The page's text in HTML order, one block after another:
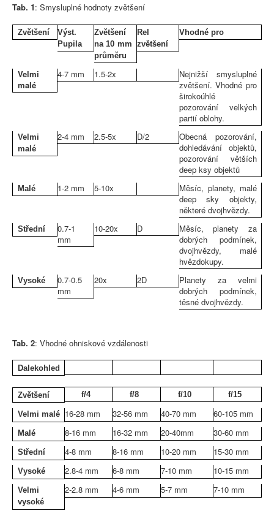
Tab. 1: Smysluplné hodnoty zvětšení
Zvětšení
Výst.
Pupila
Zvětšení
na 10 mm
průměru
Rel
zvětšení
Vhodné pro
Velmi
malé
4-7 mm 1.5-2x
Nejnižší smysluplné
zvětšení. Vhodné pro
širokoúhlé
pozorování velkých
partií oblohy.
Velmi
malé
2-4 mm 2.5-5x D/2
Obecná pozorování,
dohledávání objektů,
pozorování větších
deep ksy objektů
Malé 1-2 mm 5-10x
Měsíc, planety, malé
deep sky objekty,
některé dvojhvězdy.
Střední
0.7-1
mm
10-20x D
Měsíc, planety za
dobrých podmínek,
dvojhvězdy, malé
hvězdokupy.
Vysoké
0.7-0.5
mm
20x 2D
Planety za velmi
dobrých podmínek,
těsné dvojhvězdy.
Tab. 2: Vhodné ohniskové vzdálenosti
Dalekohled
Zvětšení f/4 f/8 f/10 f/15
Velmi malé 16-28 mm 32-56 mm 40-70 mm 60-105 mm
Malé 8-16 mm 16-32 mm 20-40mm 30-60 mm
Střední 4-8 mm 8-16 mm 10-20 mm 15-30 mm
Vysoké 2.8-4 mm 6-8 mm 7-10 mm 10-15 mm
Velmi
vysoké
2-2.8 mm 4-6 mm 5-7 mm 7-10 mm